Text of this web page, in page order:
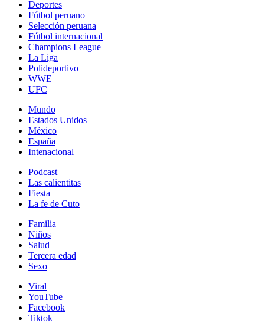
Deportes
Fútbol peruano
Selección peruana
Fútbol internacional
Champions League
La Liga
Polideportivo
WWE
UFC
Mundo
Estados Unidos
México
España
Intenacional
Podcast
Las calientitas
Fiesta
La fe de Cuto
Familia
Niños
Salud
Tercera edad
Sexo
Viral
YouTube
Facebook
Tiktok